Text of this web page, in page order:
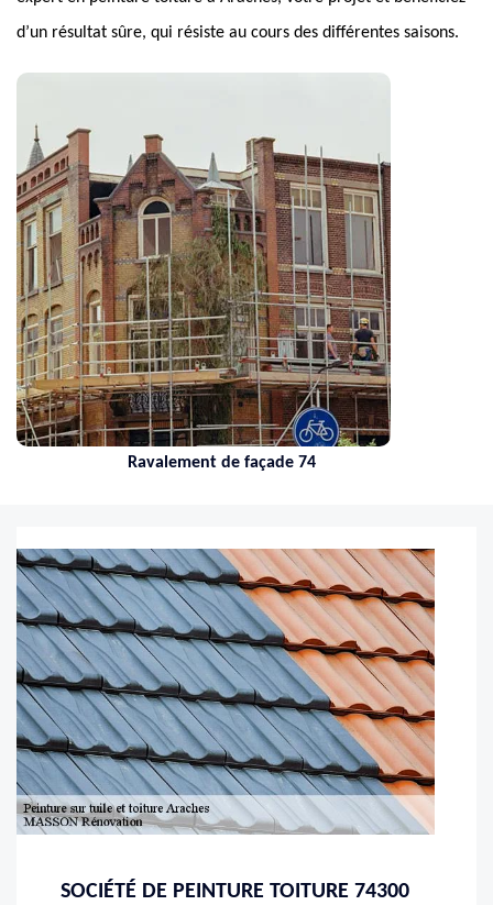
d’un résultat sûre, qui résiste au cours des différentes saisons.
Ravalement de façade 74
SOCIÉTÉ DE PEINTURE TOITURE 74300